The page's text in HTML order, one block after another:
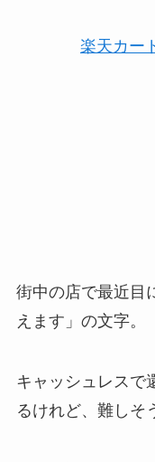
楽天カー
街中の店で最近目
えます」の文字。
キャッシュレスで
るけれど、難しそ